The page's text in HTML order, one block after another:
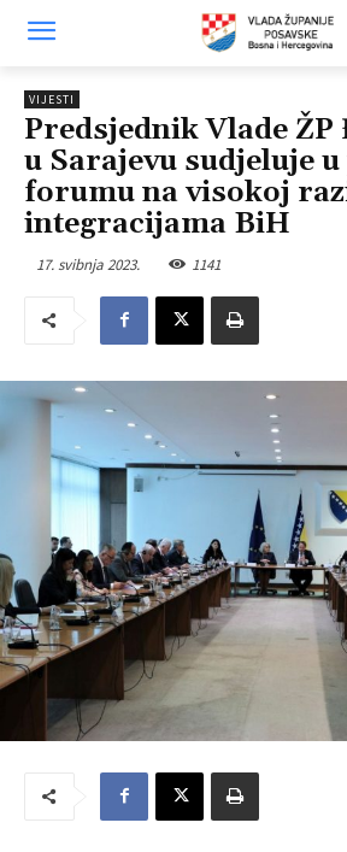
VIJESTI
Predsjednik Vlade
u Sarajevu sudjeluje
forumu na visokoj
integracijama BiH
17. svibnja 2023. 1141